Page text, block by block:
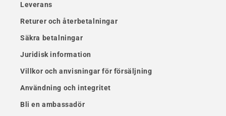
Leverans
Returer och återbetalningar
Säkra betalningar
Juridisk information
Villkor och anvisningar för försäljning
Användning och integritet
Bli en ambassadör